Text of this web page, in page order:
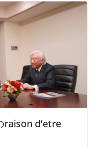
d’etre